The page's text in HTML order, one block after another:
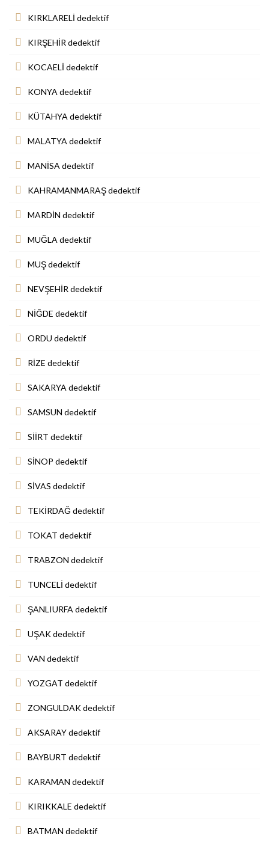
KIRKLARELİ dedektif
KIRŞEHİR dedektif
KOCAELİ dedektif
KONYA dedektif
KÜTAHYA dedektif
MALATYA dedektif
MANİSA dedektif
KAHRAMANMARAŞ dedektif
MARDİN dedektif
MUĞLA dedektif
MUŞ dedektif
NEVŞEHİR dedektif
NİĞDE dedektif
ORDU dedektif
RİZE dedektif
SAKARYA dedektif
SAMSUN dedektif
SİİRT dedektif
SİNOP dedektif
SİVAS dedektif
TEKİRDAĞ dedektif
TOKAT dedektif
TRABZON dedektif
TUNCELİ dedektif
ŞANLIURFA dedektif
UŞAK dedektif
VAN dedektif
YOZGAT dedektif
ZONGULDAK dedektif
AKSARAY dedektif
BAYBURT dedektif
KARAMAN dedektif
KIRIKKALE dedektif
BATMAN dedektif